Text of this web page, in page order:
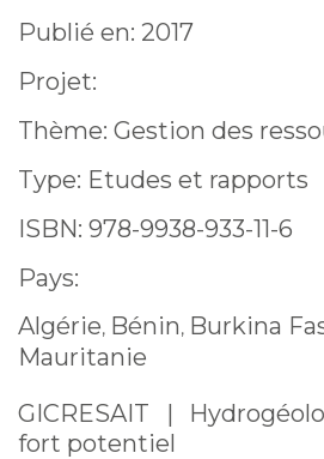
Publié en: 2017
Projet:
Thème: Gestion des
Type: Etudes et rapports
ISBN: 978-9938-933-11-6
Pays:
Algérie, Bénin, Burkina
Mauritanie
GICRESAIT |
fort potentiel